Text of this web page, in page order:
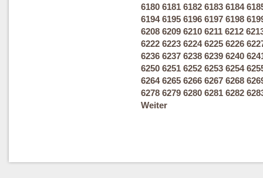
6180 6181 6182 6183 6184
6194 6195 6196 6197 6198
6208 6209 6210 6211 6212
6222 6223 6224 6225 6226
6236 6237 6238 6239 6240
6250 6251 6252 6253 6254
6264 6265 6266 6267 6268
6278 6279 6280 6281 6282
Weiter